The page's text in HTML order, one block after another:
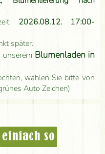
2026.08.12. 17:00-
später.
Blumenladen in
wählen Sie bitte von
Auto Zeichen)
einfach so